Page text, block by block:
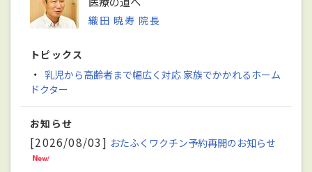
織田 暁寿 院長
トピックス
・ 乳児から高齢者まで幅広く対応 家族でかかれるホーム
ドクター
お知らせ
[2026/08/03] おたふくワクチン予約再開のお知らせ